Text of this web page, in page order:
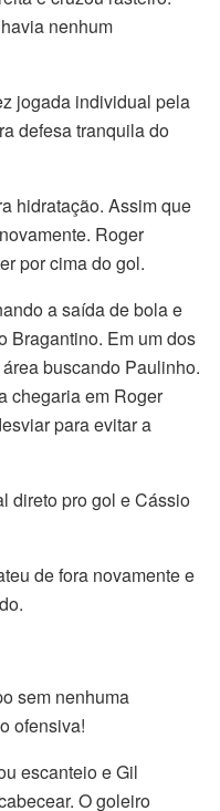
nenhum
jogada individual pela
defesa tranquila do
hidratação. Assim que
Roger
por cima do gol.
a saída de bola e
Bragantino. Em um dos
buscando Paulinho.
chegaria em Roger
para evitar a
direto pro gol e Cássio
de fora novamente e
sem nenhuma
ofensiva!
escanteio e Gil
O goleiro